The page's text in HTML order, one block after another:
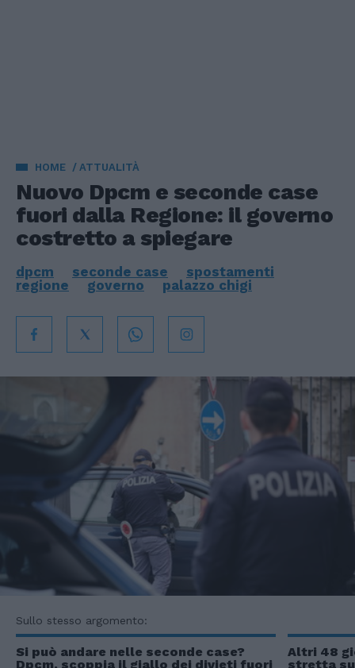
HOME ATTUALITÀ
Nuovo Dpcm e seconde case
fuori dalla Regione: il governo
costretto a spiegare
dpcm seconde case
spostamenti
regione
governo palazzo chigi
Sullo stesso argomento:
Si può andare nelle seconde case?
Dpcm, scoppia il giallo dei divieti fuori
Altri 48
stretta